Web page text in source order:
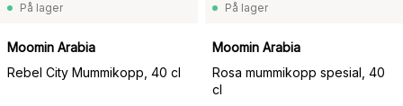
På lager
Moomin Arabia
Rebel City Mummikopp, 40 cl
På lager
Moomin Arabia
Rosa mummikopp spesial, 40
cl